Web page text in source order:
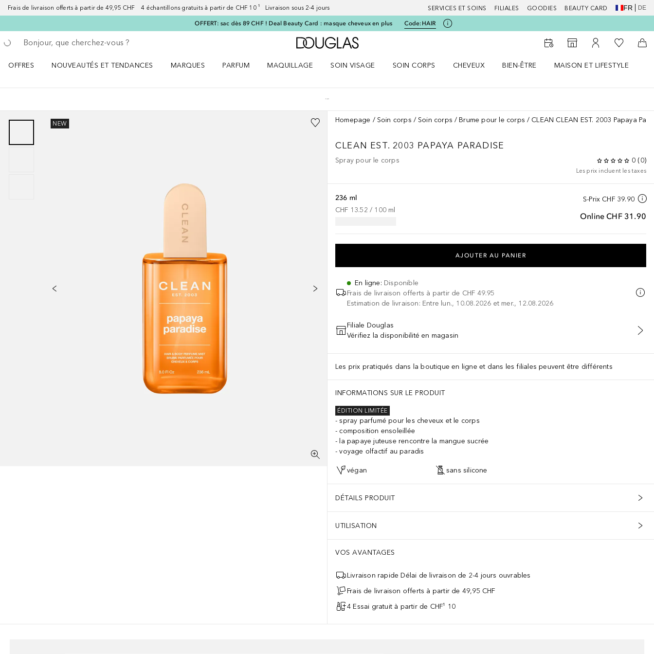
Frais de livraison offerts à partir de 49,95 CHF 4 échantillons gratuits à partir de CHF 10 ¹ Livraison sous 2-4 jours SERVICES ET SOINS FILIALES GOODIES BEAUTY CARD FR DE
OFFERT: sac dès 89 CHF ! Deal Beauty Card : masque cheveux en plus Code: HAIR
Retourner
Exécuter la recherche
Vers l'accueil Douglas
Vers le Storefinder
Vers Mon Compte
Vers Ma
OFFRES
NOUVEAUTÉS ET TENDANCES
MARQUES
PARFUM
MAQUILLAGE
SOIN VISAGE
SOIN CORPS
CHEVEUX
BIEN-ÊTRE
MAISON ET LIFESTYLE
NEW Homepage Soin corps Soin corps Brume pour le corps CLEAN CLEAN EST. 2003 Papaya
CLEAN EST. 2003 PAPAYA PARADISE
Spray pour le corps 0 (0)
Les prix incluent les taxes
S-Prix CHF 39.90
Online CHF 31.90
236 ml
CHF 13.52 / 100 ml
AJOUTER AU PANIER
En ligne: Disponible
Frais de livraison offerts à partir de CHF 49.95
Estimation de livraison: Entre lun., 10.08.2026 et mer., 12.08.2026
Filiale Douglas
Vérifiez la disponibilité en magasin
Les prix pratiqués dans la boutique en ligne et dans les filiales peuvent être différents
INFORMATIONS SUR LE PRODUIT
ÉDITION LIMITÉE
spray parfumé pour les cheveux et le corps
composition ensoleillée
la papaye juteuse rencontre la mangue sucrée
voyage olfactif au paradis
végan sans silicone
DÉTAILS PRODUIT
UTILISATION
VOS AVANTAGES
Livraison rapide Délai de livraison de 2-4 jours ouvrables
Frais de livraison offerts à partir de 49,95 CHF
4 Essai gratuit à partir de CHF¹ 10